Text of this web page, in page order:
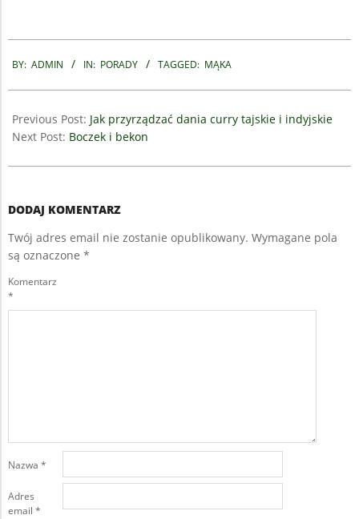
11-
BY: ADMIN IN: PORADY TAGGED: MĄKA
Previous Post: Jak przyrządzać dania curry tajskie i indyjskie
Next Post: Boczek i bekon
DODAJ KOMENTARZ
Twój adres email nie zostanie opublikowany. Wymagane pola
są oznaczone *
Komentarz
*
Nazwa *
Adres
email *